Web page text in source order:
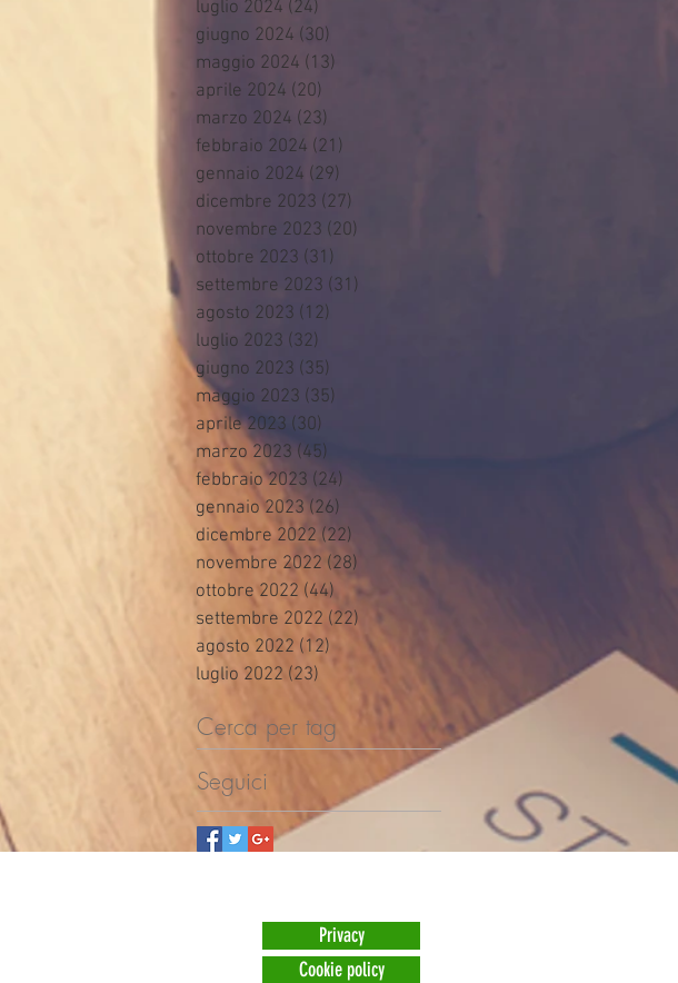
luglio 2024 (24)
giugno 2024 (30)
maggio 2024 (13)
aprile 2024 (20)
marzo 2024 (23)
febbraio 2024 (21)
gennaio 2024 (29)
dicembre 2023 (27)
novembre 2023 (20)
ottobre 2023 (31)
settembre 2023 (31)
agosto 2023 (12)
luglio 2023 (32)
giugno 2023 (35)
maggio 2023 (35)
aprile 2023 (30)
marzo 2023 (45)
febbraio 2023 (24)
gennaio 2023 (26)
dicembre 2022 (22)
novembre 2022 (28)
ottobre 2022 (44) 44 post
settembre 2022 (22) 22 post
agosto 2022 (12) 12 post
luglio 2022 (23)
Cerca per tag
Seguici
Privacy
Cookie policy